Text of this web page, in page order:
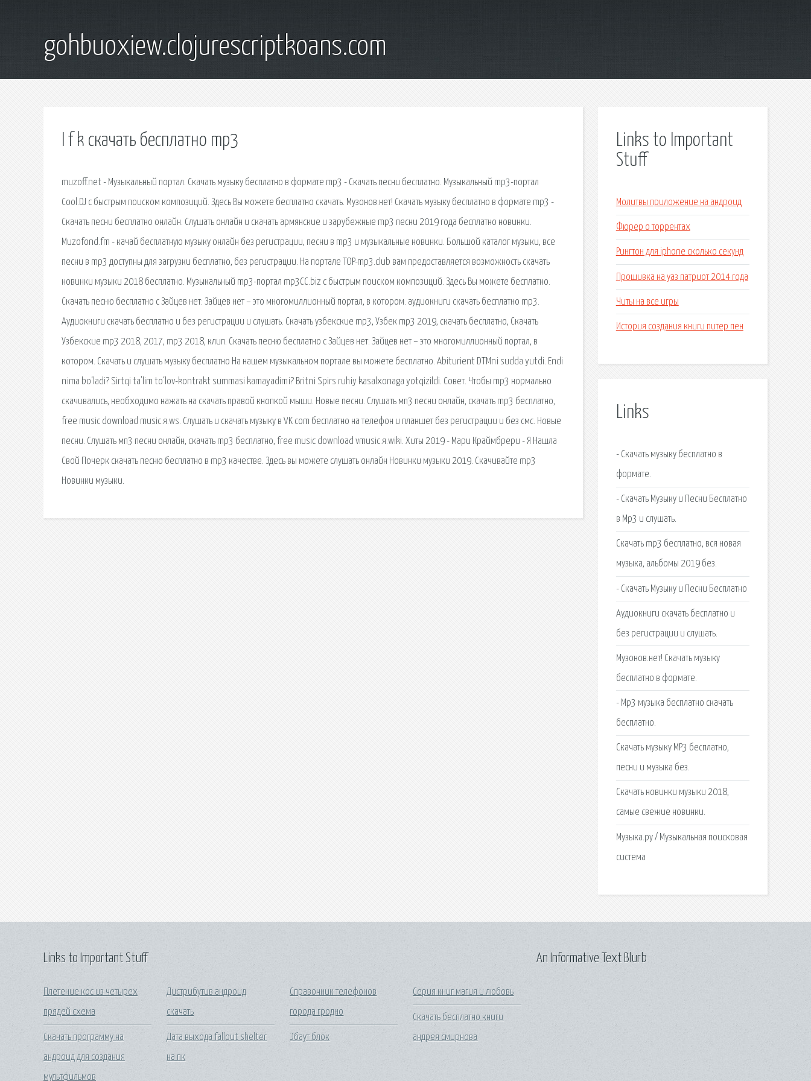
gohbuoxiew.clojurescriptkoans.com
I f k скачать бесплатно mp3
muzoff.net - Музыкальный портал. Скачать музыку бесплатно в формате mp3 - Скачать песни бесплатно. Музыкальный mp3-портал
Cool.DJ с быстрым поиском композиций. Здесь Вы можете бесплатно скачать. Музонов.нет! Скачать музыку бесплатно в формате mp3 -
Скачать песни бесплатно онлайн. Слушать онлайн и скачать армянские и зарубежные mp3 песни 2019 года бесплатно новинки.
Muzofond.fm - качай бесплатную музыку онлайн без регистрации, песни в mp3 и музыкальные новинки. Большой каталог музыки, все
песни в mp3 доступны для загрузки бесплатно, без регистрации. На портале TOP-mp3.club вам предоставляется возможность скачать
новинки музыки 2018 бесплатно. Музыкальный mp3-портал mp3CC.biz с быстрым поиском композиций. Здесь Вы можете бесплатно.
Скачать песню бесплатно с Зайцев нет: Зайцев нет – это многомиллионный портал, в котором. аудиокниги скачать бесплатно mp3.
Аудиокниги скачать бесплатно и без регистрации и слушать. Скачать узбекские mp3, Узбек mp3 2019, скачать бесплатно, Скачать
Узбекские mp3 2018, 2017, mp3 2018, клип. Скачать песню бесплатно с Зайцев нет: Зайцев нет – это многомиллионный портал, в
котором. Скачать и слушать музыку бесплатно На нашем музыкальном портале вы можете бесплатно. Abiturient DTMni sudda yutdi. Endi
nima bo‘ladi? Sirtqi ta’lim to‘lov-kontrakt summasi kamayadimi? Britni Spirs ruhiy kasalxonaga yotqizildi. Совет. Чтобы mp3 нормально
скачивались, необходимо нажать на скачать правой кнопкой мыши. Новые песни. Слушать мп3 песни онлайн, скачать mp3 бесплатно,
free music download music.я.ws. Слушать и скачать музыку в VK com бесплатно на телефон и планшет без регистрации и без смс. Новые
песни. Слушать мп3 песни онлайн, скачать mp3 бесплатно, free music download vmusic.я.wiki. Хиты 2019 - Мари Краймбрери - Я Нашла
Свой Почерк скачать песню бесплатно в mp3 качестве. Здесь вы можете слушать онлайн Новинки музыки 2019. Скачивайте mp3
Новинки музыки.
Links to Important
Stuff
Молитвы приложение на андроид
Фюрер о торрентах
Рингтон для iphone сколько секунд
Прошивка на уаз патриот 2014 года
Читы на все игры
История создания книги питер пен
Links
- Скачать музыку бесплатно в
формате.
- Скачать Музыку и Песни Бесплатно
в Mp3 и слушать.
Скачать mp3 бесплатно, вся новая
музыка, альбомы 2019 без.
- Скачать Музыку и Песни Бесплатно
Аудиокниги скачать бесплатно и
без регистрации и слушать.
Музонов.нет! Скачать музыку
бесплатно в формате.
- Mp3 музыка бесплатно скачать
бесплатно.
Скачать музыку MP3 бесплатно,
песни и музыка без.
Скачать новинки музыки 2018,
самые свежие новинки.
Музыка.ру / Музыкальная поисковая
система
Links to Important Stuff
Плетение кос из четырех
прядей схема
Скачать программу на
андроид для создания
мультфильмов
Дистрибутив андроид
скачать
Дата выхода fallout shelter
на пк
Справочник телефонов
города гродно
Эбаут блок
Серия книг магия и любовь
Скачать бесплатно книги
андрея смирнова
An Informative Text Blurb